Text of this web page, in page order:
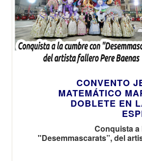
CONVENTO
MATEMÁTICO
DOBLETE EN
Conquista a
"Desemmascarats”, del